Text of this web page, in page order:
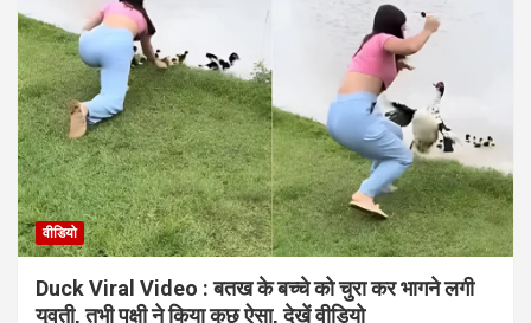
वीडियो
Duck Viral Video : बतख के बच्चे को चुरा कर भागने लगी
युवती, तभी पक्षी ने किया कुछ ऐसा, देखें वीडियो